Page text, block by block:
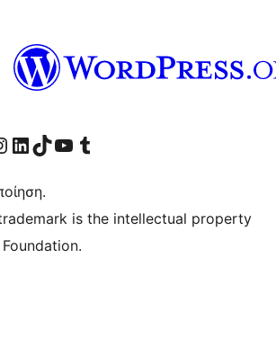
Mastodon
σελίδα μας στο Facebook
τον λογαριασμό μας Instagram
Επισκεφθείτε τον λογαριασμό μας LinkedIn
Visit our TikTok account
Visit our YouTube channel
Visit our Tumblr account
is the intellectual property